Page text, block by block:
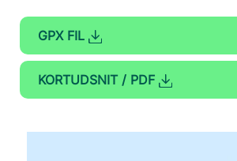
GPX FIL
KORTUDSNIT / PDF